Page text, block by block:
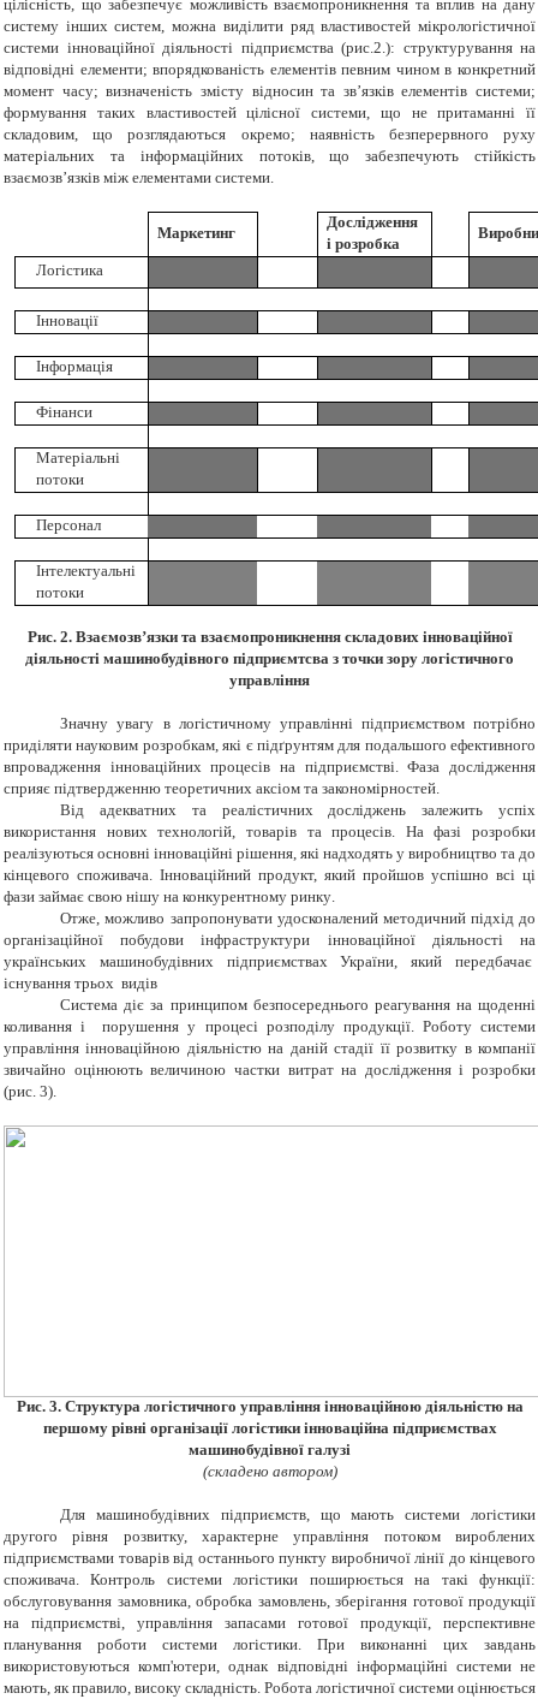
цілісність, що забезпечує можливість взаємопроникнення та вплив на дану
систему інших систем, можна виділити ряд властивостей мікрологістичної
системи інноваційної діяльності підприємства (рис.2.): структурування на
відповідні елементи; впорядкованість елементів певним чином в конкретний
момент часу; визначеність змісту відносин та зв’язків елементів системи;
формування таких властивостей цілісної системи, що не притаманні її
складовим, що розглядаються окремо; наявність безперервного руху
матеріальних та інформаційних потоків, що забезпечують стійкість
взаємозв’язків між елементами системи.
Маркетинг
Дослідження
і розробка
Логістика
Інновації
Інформація
Фінанси
Матеріальні
потоки
Персонал
Інтелектуальні
потоки
Рис. 2. Взаємозв’язки та взаємопроникнення складових інноваційної
діяльності машинобудівного підприємтсва з точки зору логістичного
управління
Значну увагу в логістичному управлінні підприємством потрібно
приділяти науковим розробкам, які є підґрунтям для подальшого ефективного
впровадження інноваційних процесів на підприємстві.Фазадослідження
сприяє підтвердженню теоретичних аксіом та закономірностей.
Від адекватних та реалістичних досліджень залежить успіх
використання нових технологій, товарів та процесів. На фазі розробки
реалізуються основні інноваційні рішення, які надходять у виробництво та до
кінцевого споживача. Інноваційний продукт, який пройшов успішно всі ці
фази займає свою нішу на конкурентному ринку.
Отже, можливо запропонувати удосконалений методичний підхід до
організаційної побудови інфраструктури інноваційної діяльності на
українських машинобудівних підприємствах України, який передбачає
існування трьох видів
Система діє за принципом безпосереднього реагування на щоденні
коливання і порушення у процесі розподілу продукції. Роботу системи
управління інноваційною діяльністю на даній стадії її розвитку в компанії
звичайно оцінюють величиною частки витрат на дослідження і розробки
(рис. 3).
Рис. 3. Структура логістичного управління інноваційною діяльністю на
першому рівні організації логістики інноваційна підприємствах
машинобудівної галузі
(складено автором)
Для машинобудівних підприємств, що мають системи логістики
другого рівня розвитку, характерне управління потоком вироблених
підприємствами товарів від останнього пункту виробничої лінії до кінцевого
споживача. Контроль системи логістики поширюється на такі функції:
обслуговування замовника, обробка замовлень, зберігання готової продукції
на підприємстві, управління запасами готової продукції, перспективне
планування роботи системи логістики. При виконанні цих завдань
використовуються комп'ютери, однак відповідні інформаційні системи не
мають, як правило, високу складність. Робота логістичної системи оцінюється